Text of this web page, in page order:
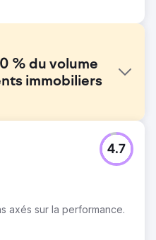
% du volume
immobiliers
lorsque nous avons
faire un géant européen
SMART Google
de la marque. Nous
axés sur la performance.
4.7